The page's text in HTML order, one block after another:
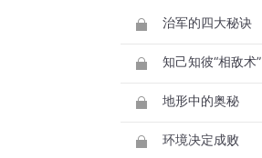
治军的四大秘诀
知己知彼“相敌术”
地形中的奥秘
环境决定成败